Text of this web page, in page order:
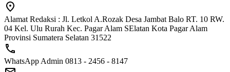
Alamat Redaksi : Jl. Letkol A.Rozak Desa Jambat Balo RT. 10 RW.
04 Kel. Ulu Rurah Kec. Pagar Alam SElatan Kota Pagar Alam
Provinsi Sumatera Selatan 31522
WhatsApp Admin 0813 - 2456 - 8147